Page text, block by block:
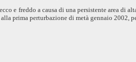
e freddo a causa di una persistente area di
prima perturbazione di metà gennaio 2002,